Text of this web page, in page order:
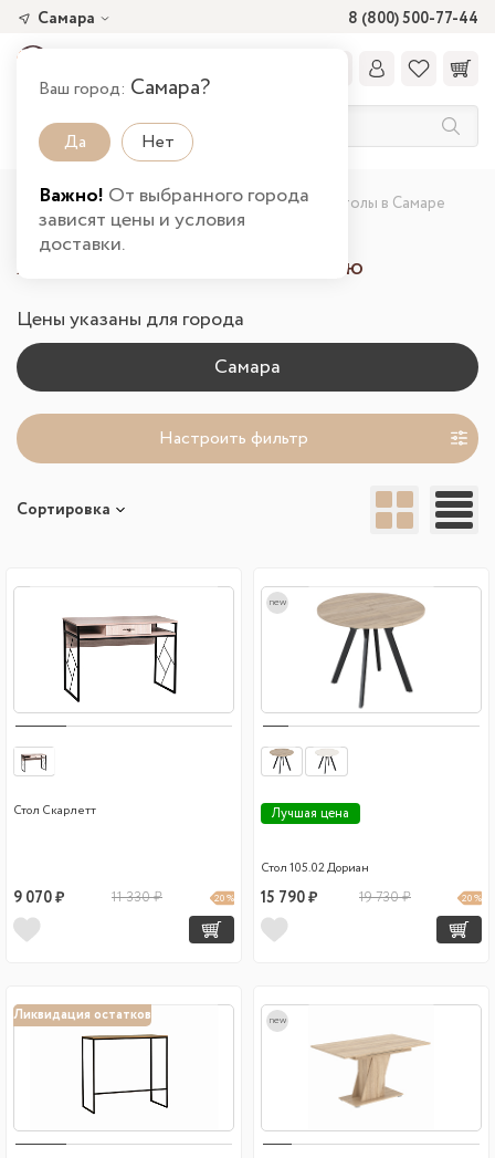
8 (800) 500-77-44
Самара
Ваш город: Самара?
Да Нет
Важно! От выбранного города
зависят цены и условия
доставки.
Главная Каталог товаров Гостиная Столы в Самаре
Журнальные столы в гостиную
Цены указаны для города
Настроить фильтр
Сортировка
Стол Скарлетт
9 070 ₽ 11 330 ₽ 20 %
new
Лучшая цена
Стол 105.02 Дориан
15 790 ₽ 19 730 ₽ 20 %
Ликвидация остатков new